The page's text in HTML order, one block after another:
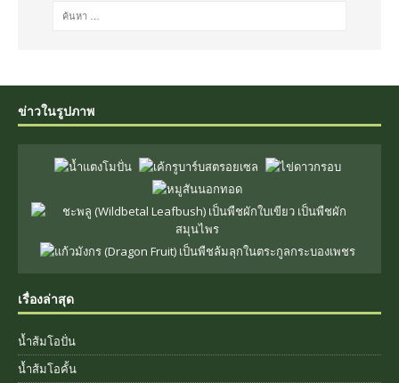
ข่าวในรูปภาพ
เรื่องล่าสุด
น้ำส้มโอปั่น
น้ำส้มโอคั้น